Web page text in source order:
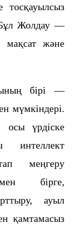
тосқауылсыз
Бұл Жолдау —
мақсат және
бірі —
мүмкіндері.
осы үрдіске
интеллект
меңгеру
бірге,
ауыл
қамтамасыз